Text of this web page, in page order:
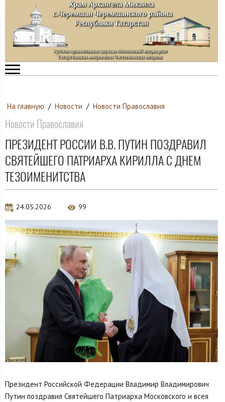
На главную / Новости / Новости Православия
Новости Православия
ПРЕЗИДЕНТ РОССИИ В.В. ПУТИН ПОЗДРАВИЛ
СВЯТЕЙШЕГО ПАТРИАРХА КИРИЛЛА С ДНЕМ
ТЕЗОИМЕНИТСТВА
24.05.2026 99
Президент Российской Федерации Владимир Владимирович
Путин поздравил Святейшего Патриарха Московского и всея